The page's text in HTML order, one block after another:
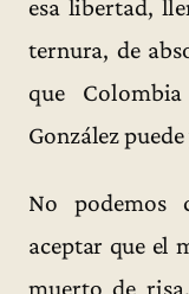
esa libertad,
ternura, de
que
González
No podemos
aceptar que el